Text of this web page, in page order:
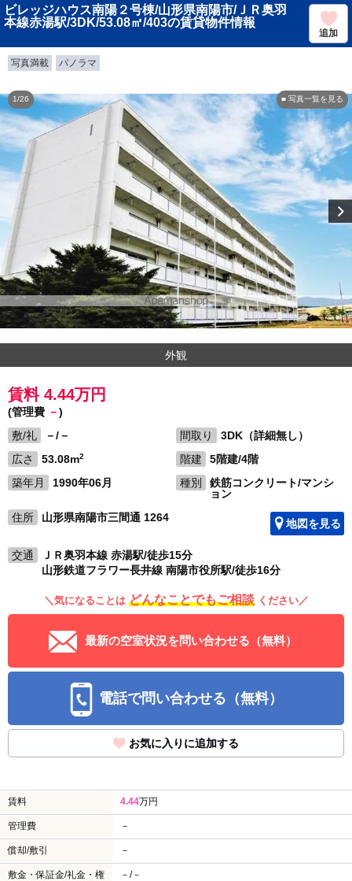
ビレッジハウス南陽２号棟/山形県南陽市/ＪＲ奥羽
本線赤湯駅/3DK/53.08㎡/403の賃貸物件情報
追加
写真満載 パノラマ
■ 写真一覧を見る
1/26
外観
賃料 4.44万円
(管理費 －)
敷/礼
－/－ 間取り
3DK（詳細無し）
広さ
53.08m2 階建
5階建/4階
築年月
1990年06月 種別
鉄筋コンクリート/マンシ
ョン
住所
山形県南陽市三間通 1264 地図を見る
交通
ＪＲ奥羽本線 赤湯駅/徒歩15分
山形鉄道フラワー長井線 南陽市役所駅/徒歩16分
＼気になることは どんなことでもご相談 ください／
最新の空室状況を問い合わせる（無料）
電話で問い合わせる（無料）
お気に入りに追加する
賃料 4.44万円
管理費 －
償却/敷引 －
敷金・保証金/礼金・権
－/－